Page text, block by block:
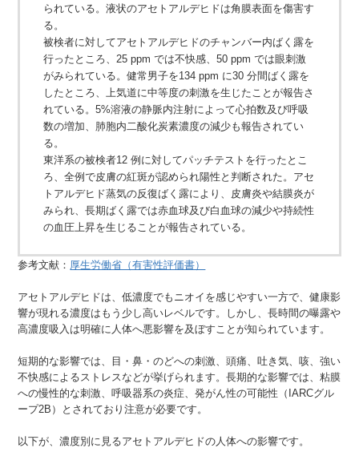
られている。液状のアセトアルデヒドは角膜表面を傷害す
る。
被検者に対してアセトアルデヒドのチャンバー内ばく露を
行ったところ、25 ppm では不快感、50 ppm では眼刺激
がみられている。健常男子を134 ppm に30 分間ばく露を
したところ、上気道に中等度の刺激を生じたことが報告さ
れている。5%溶液の静脈内注射によって心拍数及び呼吸
数の増加、肺胞内二酸化炭素濃度の減少も報告されてい
る。
東洋系の被検者12 例に対してパッチテストを行ったとこ
ろ、全例で皮膚の紅斑が認められ陽性と判断された。 アセ
トアルデヒド蒸気の反復ばく露により、皮膚炎や結膜炎が
みられ、長期ばく露では赤血球及び白血球の減少や持続性
の血圧上昇を生じることが報告されている。
参考文献： 厚生労働省（有害性評価書）
アセトアルデヒドは、低濃度でもニオイを感じやすい一方で、健康影
響が現れる濃度はもう少し高いレベルです。しかし、長時間の曝露や
高濃度吸入は明確に人体へ悪影響を及ぼすことが知られています。
短期的な影響では、目・鼻・のどへの刺激、頭痛、吐き気、咳、強い
不快感によるストレスなどが挙げられます。長期的な影響では、粘膜
への慢性的な刺激、呼吸器系の炎症、発がん性の可能性（IARCグル
ープ2B）とされており注意が必要です。
以下が、濃度別に見るアセトアルデヒドの人体への影響です。